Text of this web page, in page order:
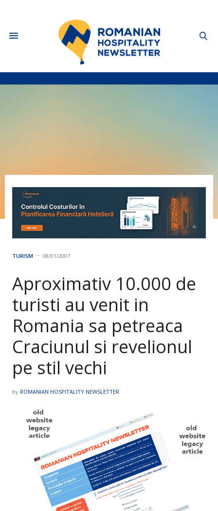
TURISM 08/01/2007
Aproximativ 10.000 de
turisti au venit in
Romania sa petreaca
Craciunul si revelionul
pe stil vechi
by ROMANIAN HOSPITALITY NEWSLETTER